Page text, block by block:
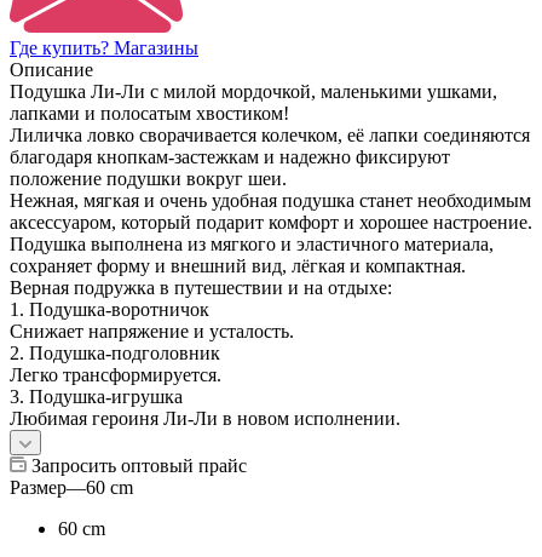
Где купить? Магазины
Описание
Подушка Ли-Ли с милой мордочкой, маленькими ушками,
лапками и полосатым хвостиком!
Лиличка ловко сворачивается колечком, её лапки соединяются
благодаря кнопкам-застежкам и надежно фиксируют
положение подушки вокруг шеи.
Нежная, мягкая и очень удобная подушка станет необходимым
аксессуаром, который подарит комфорт и хорошее настроение.
Подушка выполнена из мягкого и эластичного материала,
сохраняет форму и внешний вид, лёгкая и компактная.
Верная подружка в путешествии и на отдыхе:
1. Подушка-воротничок
Снижает напряжение и усталость.
2. Подушка-подголовник
Легко трансформируется.
3. Подушка-игрушка
Любимая героиня Ли-Ли в новом исполнении.
Запросить оптовый прайс
Размер—60 cm
60 cm